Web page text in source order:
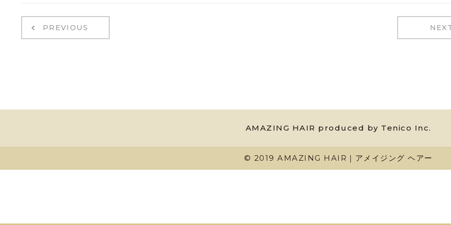
PREVIOUS
AMAZING HAIR produced by Tenico Inc.
© 2019 AMAZING HAIR｜アメイジング ヘアー